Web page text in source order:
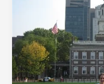
pela
história
americana